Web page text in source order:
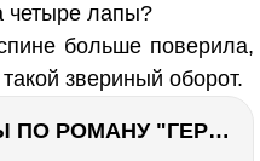
четыре лапы?
больше поверила,
звериный оборот.
БРИДЖЕРТОНЫ СНЯТЫ ПО РОМАНУ "ГЕРЦОГ И Я". Стоит ли читать?